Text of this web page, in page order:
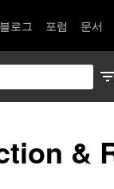
블로그 포럼 문서
&